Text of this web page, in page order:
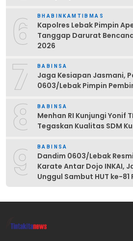
6 BHABINKAMTIBMAS
Kapolres Lebak Pimpin
Tanggap Darurat
2026
7 BABINSA
Jaga Kesiapan Jasmani,
0603/Lebak Pimpin
8 BABINSA
Menhan RI Kunjungi Yonif
Tegaskan Kualitas SDM
9 BABINSA
Dandim 0603/Lebak
Karate Antar Dojo INKAI,
Unggul Sambut HUT ke-81